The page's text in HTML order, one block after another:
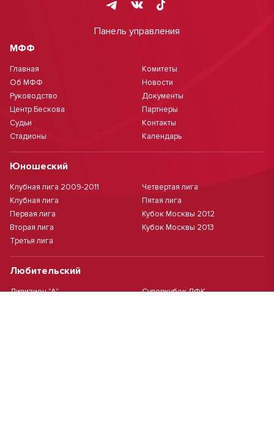
Панель управления
МФФ
Главная
Об МФФ
Руководство
Центр Бескова
Судьи
Стадионы
Комитеты
Новости
Документы
Партнеры
Контакты
Календарь
Юношеский
Клубная лига 2009-2011
Клубная лига
Первая лига
Вторая лига
Третья лига
Четвертая лига
Пятая лига
Кубок Москвы 2012
Кубок Москвы 2013
Любительский
Дивизион "А"
Суперкубок ЛФК